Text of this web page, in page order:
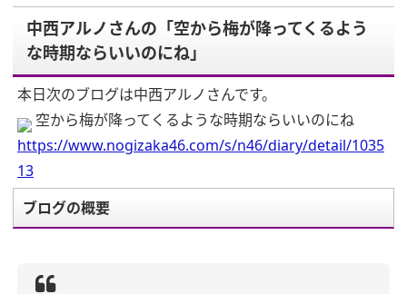
中西アルノさんの「空から梅が降ってくるよう
な時期ならいいのにね」
本日次のブログは中西アルノさんです。
空から梅が降ってくるような時期ならいいのにね
https://www.nogizaka46.com/s/n46/diary/detail/1035
13
ブログの概要